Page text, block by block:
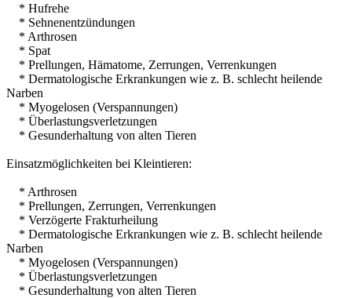
* Hufrehe
* Sehnenentzündungen
* Arthrosen
* Spat
* Prellungen, Hämatome, Zerrungen, Verrenkungen
* Dermatologische Erkrankungen wie z. B. schlecht heilende
Narben
* Myogelosen (Verspannungen)
* Überlastungsverletzungen
* Gesunderhaltung von alten Tieren
Einsatzmöglichkeiten bei Kleintieren:
* Arthrosen
* Prellungen, Zerrungen, Verrenkungen
* Verzögerte Frakturheilung
* Dermatologische Erkrankungen wie z. B. schlecht heilende
Narben
* Myogelosen (Verspannungen)
* Überlastungsverletzungen
* Gesunderhaltung von alten Tieren